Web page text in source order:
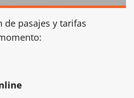
pasajes y tarifas